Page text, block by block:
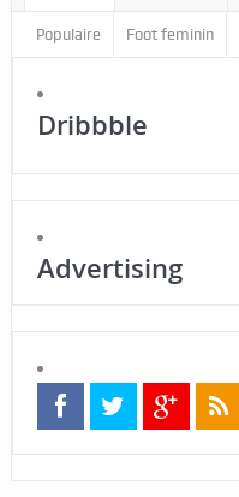
Populaire Foot feminin
Dribbble
Advertising